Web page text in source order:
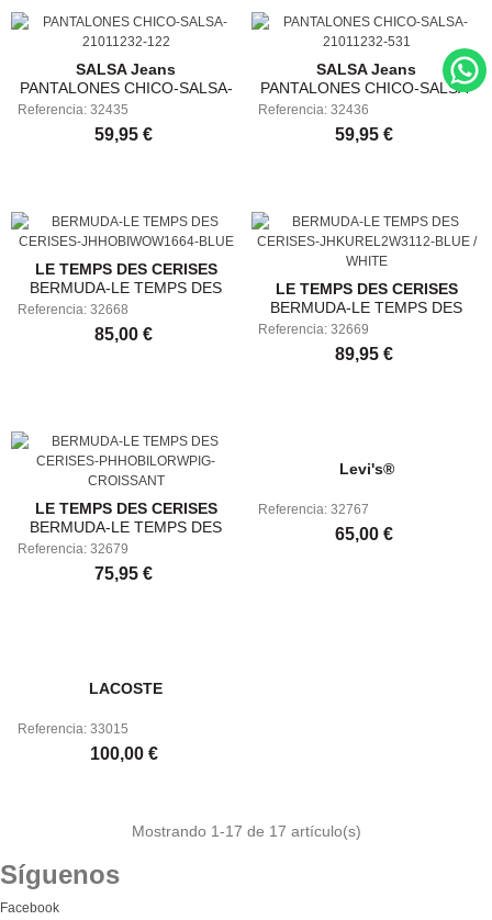
SALSA Jeans
PANTALONES CHICO-SALSA-
21011232-122
Referencia: 32435
59,95 €
SALSA Jeans
PANTALONES CHICO-SALSA-
21011232-531
Referencia: 32436
59,95 €
LE TEMPS DES CERISES
BERMUDA-LE TEMPS DES
CERISES-JHHOBIWOW1664-
BLUE
Referencia: 32668
85,00 €
LE TEMPS DES CERISES
BERMUDA-LE TEMPS DES
CERISES-JHKUREL2W3112-
BLUE / WHITE
Referencia: 32669
89,95 €
LE TEMPS DES CERISES
BERMUDA-LE TEMPS DES
CERISES-PHHOBILORWPIG-
CROISSANT
Referencia: 32679
75,95 €
Levi's®
Referencia: 32767
65,00 €
LACOSTE
Referencia: 33015
100,00 €
Mostrando 1-17 de 17 artículo(s)
Síguenos
Facebook